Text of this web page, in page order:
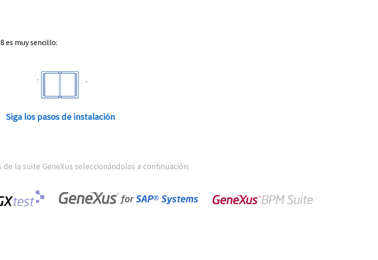
es muy sencillo:
Siga los pasos de instalación
la suite GeneXus seleccionándolos a continuación: